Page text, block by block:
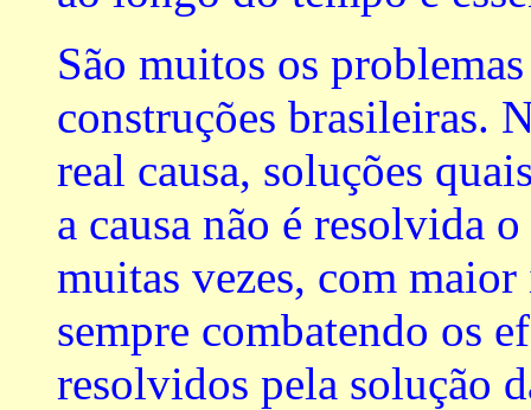
São muitos os
construções brasileiras.
real causa, soluções
a causa não é resolvida
muitas vezes, com
sempre combatendo os
resolvidos pela solução